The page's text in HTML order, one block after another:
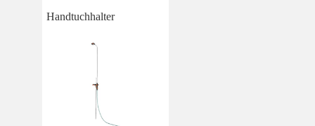
Handtuchhalter